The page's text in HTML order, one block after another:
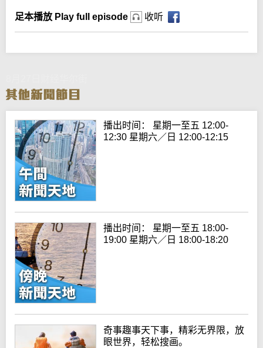
足本播放 Play full episode 收听
播出时间： 星期一至五 12:00-
12:30 星期六／日 12:00-12:15
播出时间： 星期一至五 18:00-
19:00 星期六／日 18:00-18:20
奇事趣事天下事，精彩无界限，放
眼世界，轻松搜画。